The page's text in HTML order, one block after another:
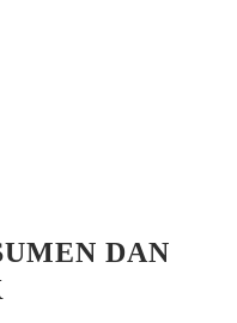
DAN